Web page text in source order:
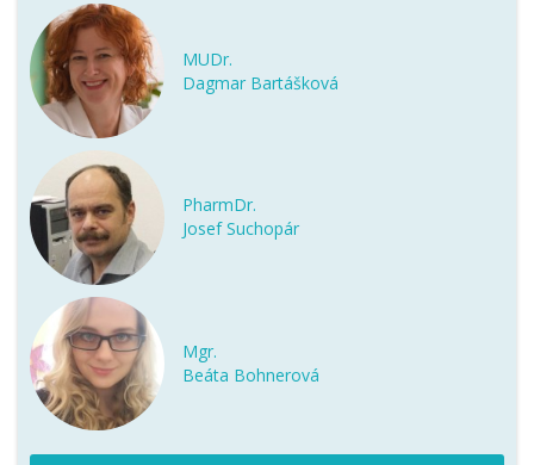
MUDr.
Dagmar Bartášková
PharmDr.
Josef Suchopár
Mgr.
Beáta Bohnerová